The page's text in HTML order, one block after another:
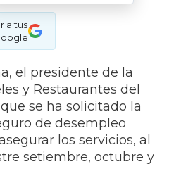
a tus
el presidente de la
y Restaurantes del
se ha solicitado la
de desempleo
los servicios, al
setiembre, octubre y